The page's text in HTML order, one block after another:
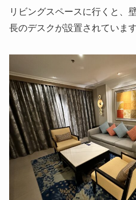
リビングスペースに行くと、
長のデスクが設置されています